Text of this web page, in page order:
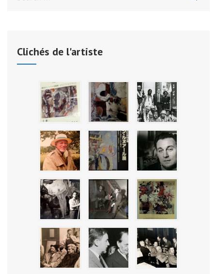
Clichés de l'artiste